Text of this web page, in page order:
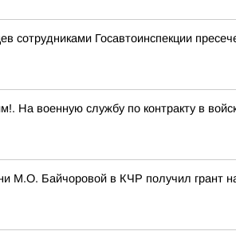
сотрудниками Госавтоинспекции
На военную службу по контракту в
М.О. Байчоровой в КЧР получил грант